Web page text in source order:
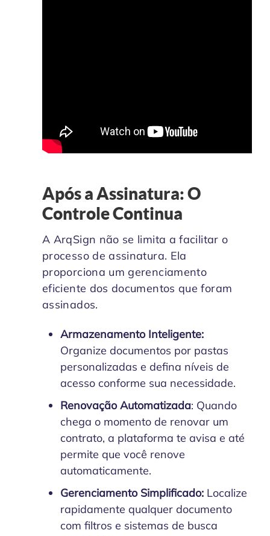
Após a Assinatura: O
Controle Continua
A ArqSign não se limita a facilitar o
processo de assinatura. Ela
proporciona um gerenciamento
eficiente dos documentos que foram
assinados.
Armazenamento Inteligente:
Organize documentos por pastas
personalizadas e defina níveis de
acesso conforme sua necessidade.
Renovação Automatizada: Quando
chega o momento de renovar um
contrato, a plataforma te avisa e até
permite que você renove
automaticamente.
Gerenciamento Simplificado: Localize
rapidamente qualquer documento
com filtros e sistemas de busca